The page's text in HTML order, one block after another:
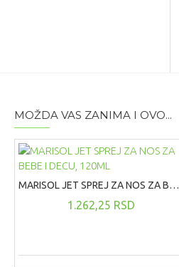
MOŽDA VAS ZANIMA I OVO...
MARISOL JET SPREJ ZA NOS ZA BEBE I DECU, 120ML
1.262,25 RSD